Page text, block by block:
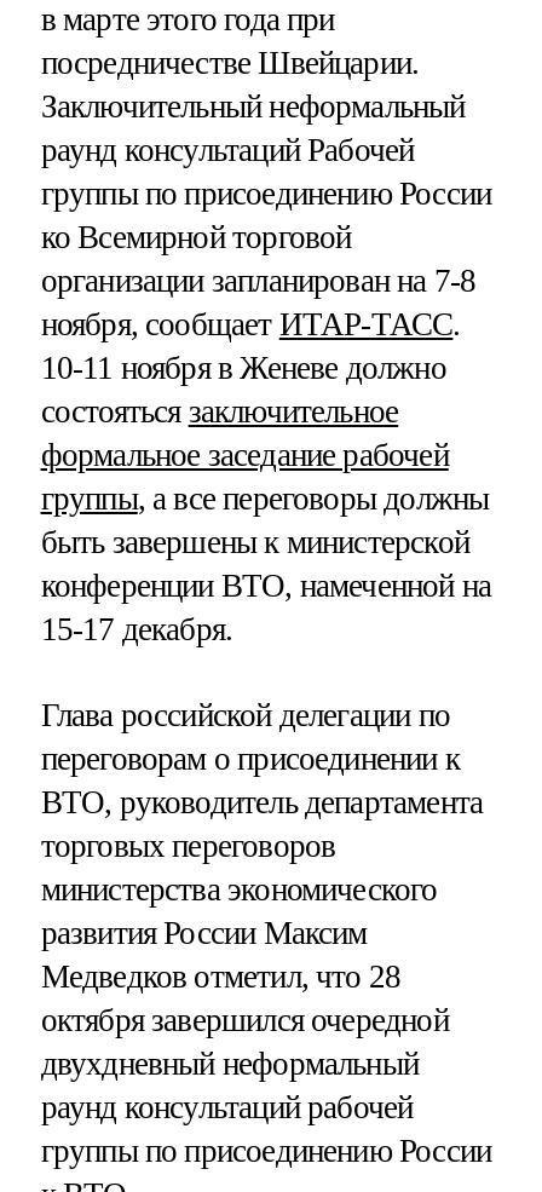
в марте этого года при
посредничестве Швейцарии.
Заключительный неформальный
раунд консультаций Рабочей
группы по присоединению России
ко Всемирной торговой
организации запланирован на 7-8
ноября, сообщает ИТАР-ТАСС.
10-11 ноября в Женеве должно
состояться заключительное
формальное заседание рабочей
группы, а все переговоры должны
быть завершены к министерской
конференции ВТО, намеченной на
15-17 декабря.
Глава российской делегации по
переговорам о присоединении к
ВТО, руководитель департамента
торговых переговоров
министерства экономического
развития России Максим
Медведков отметил, что 28
октября завершился очередной
двухдневный неформальный
раунд консультаций рабочей
группы по присоединению России